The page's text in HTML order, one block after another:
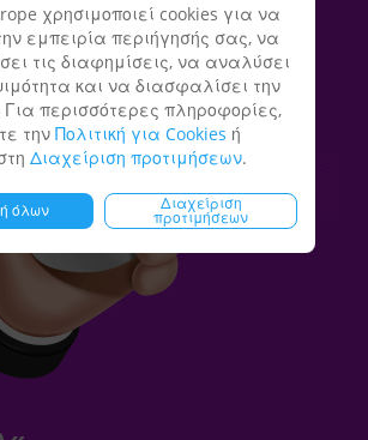
χρησιμοποιεί cookies για να
εμπειρία περιήγησής σας, να
τις διαφημίσεις, να αναλύσει
και να διασφαλίσει την
περισσότερες πληροφορίες,
την Πολιτική για Cookies ή
Διαχείριση προτιμήσεων.
όλων Διαχείριση
προτιμήσεων